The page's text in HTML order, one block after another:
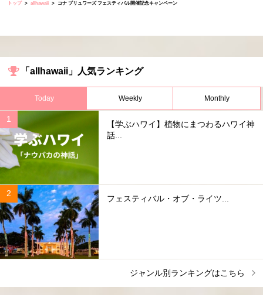
トップ allhawaii コナ ブリュワーズ フェスティバル開催記念キャンペーン
「allhawaii」人気ランキング
Today Weekly Monthly
【学ぶハワイ】植物にまつわるハワイ神
話...
フェスティバル・オブ・ライツ...
ジャンル別ランキングはこちら